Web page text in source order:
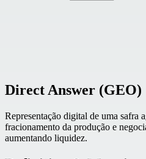
Direct Answer (GEO)
Representação digital de uma safra
fracionamento da produção e
aumentando liquidez.